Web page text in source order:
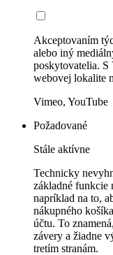
Akceptovaním
alebo iný
poskytovatelia. S
webovej lokalite
Vimeo, YouTube
Požadované
Stále aktívne
Technicky
základné funkcie
napríklad na to,
nákupného
účtu. To
závery a žiadne
tretím stranám.